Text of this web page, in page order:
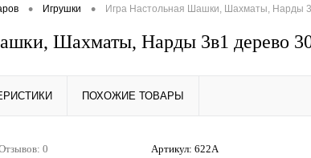
• Игрушки • Игра Настольная Шашки, Шахматы, Нарды
Шахматы, Нарды 3в1 дерево
ПОХОЖИЕ ТОВАРЫ
0 Артикул: 622А